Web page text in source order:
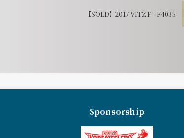
【SOLD】2017 VITZ F - F4035
Sponsorship